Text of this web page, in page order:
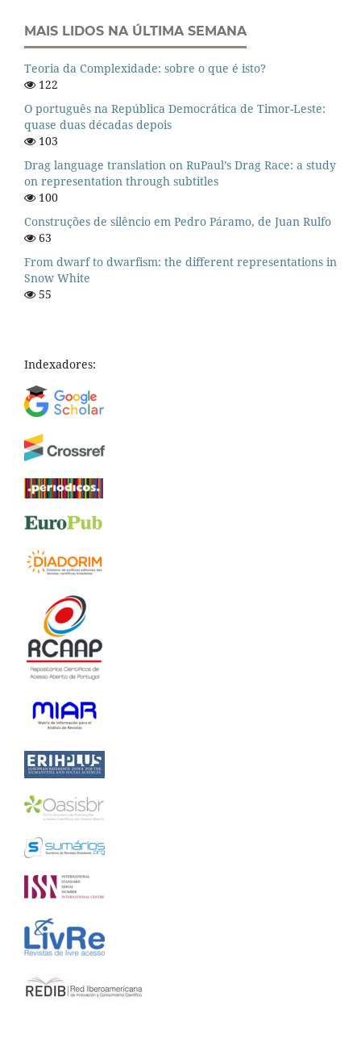
MAIS LIDOS NA ÚLTIMA SEMANA
Teoria da Complexidade: sobre o que é isto?
122
O português na República Democrática de Timor-Leste:
quase duas décadas depois
103
Drag language translation on RuPaul’s Drag Race: a study
on representation through subtitles
100
Construções de silêncio em Pedro Páramo, de Juan Rulfo
63
From dwarf to dwarfism: the different representations in
Snow White
55
Indexadores: